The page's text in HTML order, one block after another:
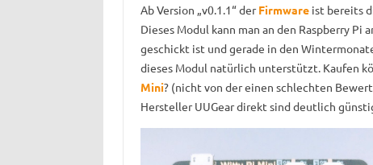
Ab Version „v0.1.1“ derFirmwareist bereits
Dieses Modul kann man an den Raspberry Pi
geschickt ist und gerade in den
dieses Modul natürlich unterstützt. Kaufen
Mini? (nicht von der einen schlechten
Hersteller UUGear direkt sind deutlich